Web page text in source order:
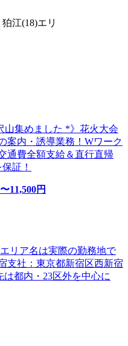
江(18)エリ
山集めました *》花火大会
案内・誘導業務！Wワーク
通費全額支給＆直行直帰
証！
11,500円
リア名は実際の勤務地で
支社：東京都新宿区西新宿
は都内・23区外を中心に